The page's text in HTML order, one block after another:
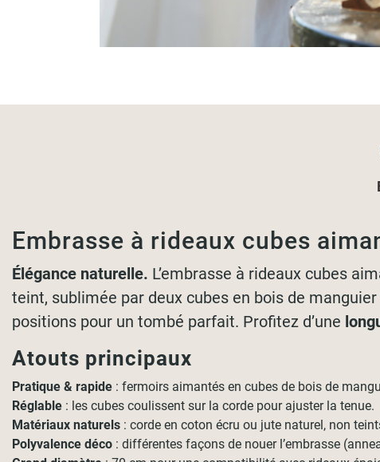
Embrasse à rideaux cubes
Élégance naturelle. L’embrasse à rideaux cubes
teint, sublimée par deux cubes en bois de
positions pour un tombé parfait. Profitez d’une
Atouts principaux
Pratique & rapide : fermoirs aimantés en cubes de bois de
Réglable : les cubes coulissent sur la corde pour ajuster la tenue.
Matériaux naturels : corde en coton écru ou jute naturel, non
Polyvalence déco : différentes façons de nouer l’embrasse